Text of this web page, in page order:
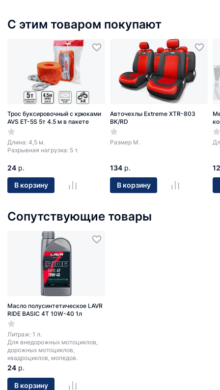
С этим товаром покупают
Трос буксировочный с крюками
AVS ET-5S 5т 4.5 м в пакете
Длина: 4,5 м.
Разрывная нагрузка: 5 т.
24 р.
В корзину
Авточехлы Extreme XTR-803
BK/RD
Размер М.
134 р.
В корзину
12
Сопутствующие товары
Масло полусинтетическое LAVR
RIDE BASIC 4T 10W-40 1л
Литраж: 1 л.
Для внедорожных мотоциклов,
дорожных мотоциклов,
квадроциклов, мопедов.
24 р.
В корзину